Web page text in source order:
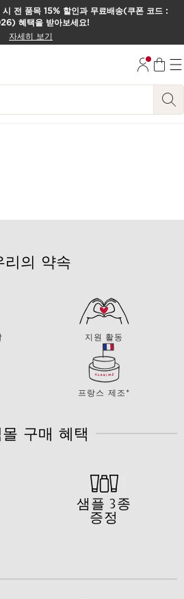
전 품목 15% 할인과 무료배송(쿠폰 코드 :
혜택을 받아보세요!
자세히 보기
리의 약속
지원 활동
프랑스 제조*
구매 혜택
샘플 3종
증정